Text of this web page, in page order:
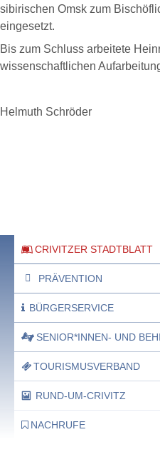
sibirischen Omsk zum
eingesetzt.
Bis zum Schluss arbeitete
wissenschaftlichen
Helmuth Schröder
CRIVITZER STADTBLATT
PRÄVENTION
BÜRGERSERVICE
SENIOR*INNEN- UND
TOURISMUSVERBAND
RUND-UM-CRIVITZ
NACHRUFE